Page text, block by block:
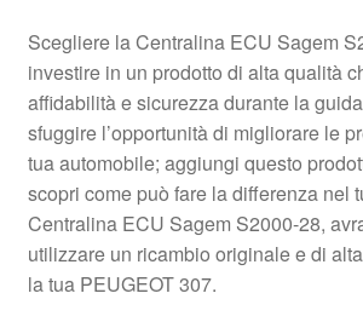
Scegliere la Centralina ECU Sagem
investire in un prodotto di alta qualità
affidabilità e sicurezza durante la
sfuggire l’opportunità di migliorare le
tua automobile; aggiungi questo
scopri come può fare la differenza nel
Centralina ECU Sagem S2000-28,
utilizzare un ricambio originale e di
la tua PEUGEOT 307.